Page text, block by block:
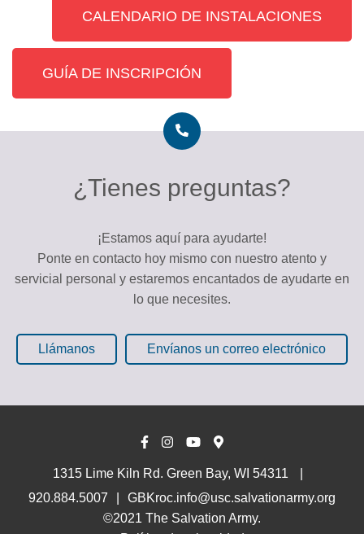
CALENDARIO DE INSTALACIONES
GUÍA DE INSCRIPCIÓN
¿Tienes preguntas?
¡Estamos aquí para ayudarte!
Ponte en contacto hoy mismo con nuestro atento y
servicial personal y estaremos encantados de ayudarte en
lo que necesites.
Llámanos Envíanos un correo electrónico
1315 Lime Kiln Rd. Green Bay, WI 54311
920.884.5007
GBKroc.info@usc.salvationarmy.org
©2021 The Salvation Army.